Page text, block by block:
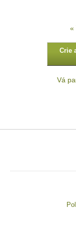
«
Crie
Vá